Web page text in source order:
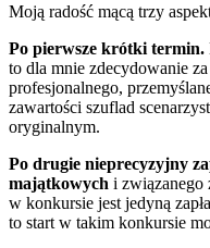
Moją radość mącą trzy
Po pierwsze krótki termin.
to dla mnie zdecydowanie
profesjonalnego,
zawartości szuflad
oryginalnym.
Po drugie nieprecyzyjny
majątkowych i związanego
w konkursie jest jedyną
to start w takim konkursie